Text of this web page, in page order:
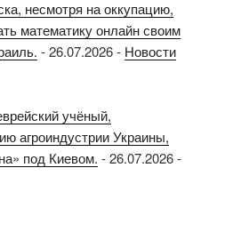
несмотря на оккупацию,
математику онлайн своим
-26.07.2026- Новости
учёный,
агроиндустрии Украины,
под Киевом. -26.07.2026-